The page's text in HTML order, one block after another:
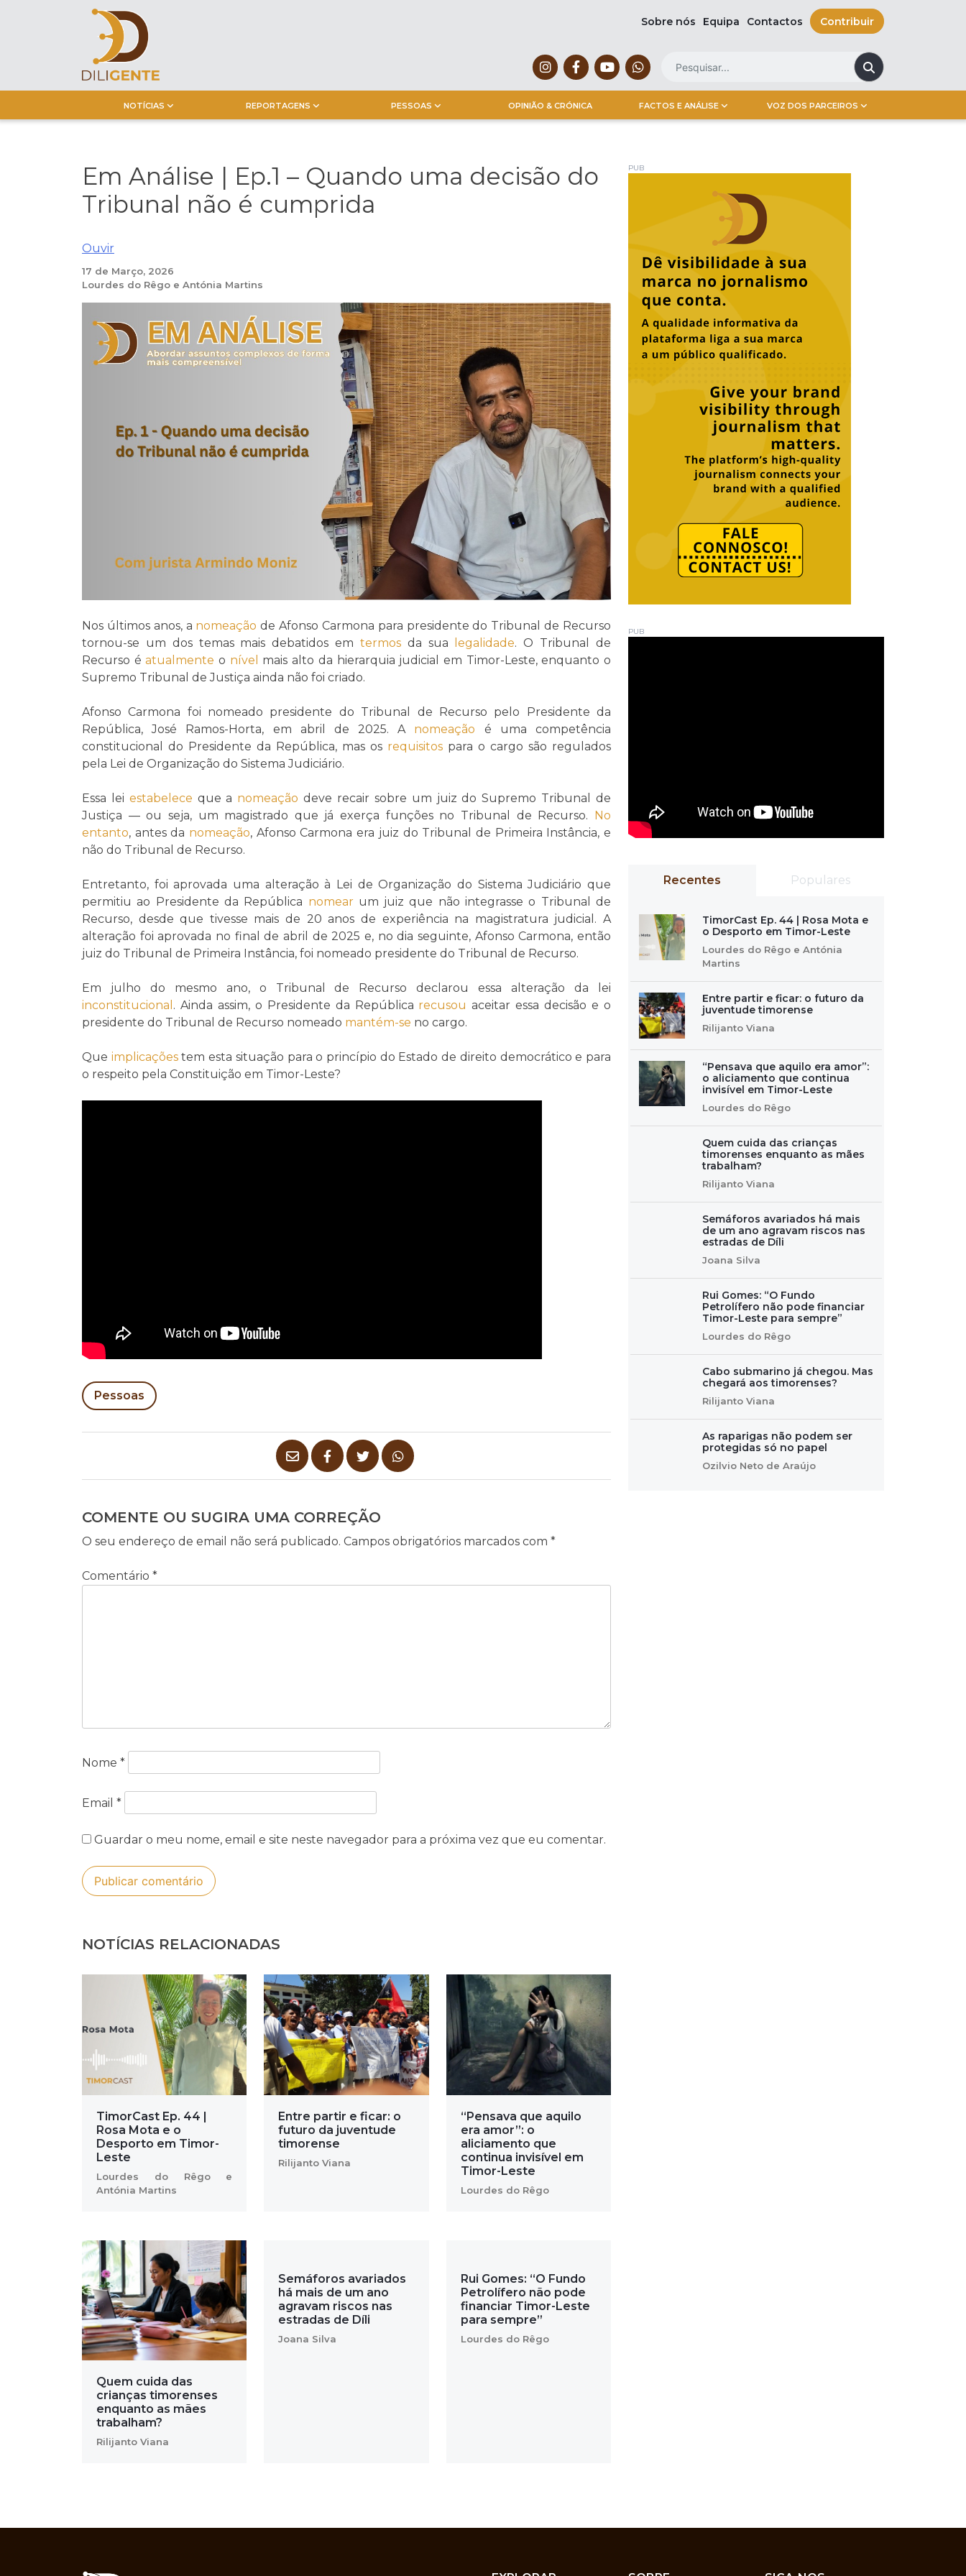
Sobre nós Equipa Contactos Contribuir
NOTÍCIAS REPORTAGENS PESSOAS OPINIÃO & CRÓNICA FACTOS E ANÁLISE VOZ DOS PARCEIROS
Em Análise | Ep.1 – Quando uma decisão do
Tribunal não é cumprida
Ouvir
17 de Março, 2026
Lourdes do Rêgo e Antónia Martins
Nos últimos anos, a nomeação de Afonso Carmona para presidente do Tribunal de Recurso
tornou-se um dos temas mais debatidos em termosda sua legalidade. O Tribunal de
Recurso éatualmente o nível
mais alto da hierarquia judicial em Timor-Leste, enquanto o
Supremo Tribunal de Justiça ainda não foi criado.
Afonso Carmona foi nomeado presidente do Tribunal de Recurso pelo Presidente da
República, José Ramos-Horta, em abril de 2025. A nomeação é uma competência
constitucional do Presidente da República, mas os requisitos para o cargo são regulados
pela Lei de Organização do Sistema Judiciário.
Essa lei estabelece que a nomeação deve recair sobre um juiz do Supremo Tribunal de
Justiça — ou seja, um magistrado que já exerça funções no Tribunal de Recurso. No
entanto, antes da nomeação, Afonso Carmona era juiz do Tribunal de Primeira Instância, e
não do Tribunal de Recurso.
Entretanto, foi aprovada uma alteração à Lei de Organização do Sistema Judiciário que
permitiu ao Presidente da República nomearum juiz que não integrasse o Tribunal de
Recurso, desde que tivesse mais de 20 anos de experiência na magistratura judicial. A
alteração foi aprovada no final de abril de 2025 e, no dia seguinte, Afonso Carmona, então
juiz do Tribunal de Primeira Instância, foi nomeado presidente do Tribunal de Recurso.
Em julho do mesmo ano, o Tribunal de Recurso declarou essa alteração da lei
inconstitucional . Ainda assim, o Presidente da República recusou aceitar essa decisão e o
presidente do Tribunal de Recurso nomeado mantém-se no cargo.
Que implicaçõestem esta situação para o princípio do Estado de direito democrático e para
o respeito pela Constituição em Timor-Leste?
Pessoas
COMENTE OU SUGIRA UMA CORREÇÃO
O seu endereço de email não será publicado. Campos obrigatórios marcados com *
Comentário *
Nome *
Email *
Guardar o meu nome, email e site neste navegador para a próxima vez que eu comentar.
NOTÍCIAS RELACIONADAS
TimorCast Ep. 44 |
Rosa Mota e o
Desporto em Timor-
Leste
Lourdes do Rêgo e
Antónia Martins
Entre partir e ficar: o
futuro da juventude
timorense
Rilijanto Viana
“Pensava que aquilo
era amor”: o
aliciamento que
continua invisível em
Timor-Leste
Lourdes do Rêgo
Quem cuida das
crianças timorenses
enquanto as mães
trabalham?
Rilijanto Viana
Semáforos avariados
há mais de um ano
agravam riscos nas
estradas de Díli
Joana Silva
Rui Gomes: “O Fundo
Petrolífero não pode
financiar Timor-Leste
para sempre”
Lourdes do Rêgo
PUB
PUB
Recentes Populares
TimorCast Ep. 44 | Rosa Mota e
o Desporto em Timor-Leste
Lourdes do Rêgo e Antónia
Martins
Entre partir e ficar: o futuro da
juventude timorense
Rilijanto Viana
“Pensava que aquilo era amor”:
o aliciamento que continua
invisível em Timor-Leste
Lourdes do Rêgo
Quem cuida das crianças
timorenses enquanto as mães
trabalham?
Rilijanto Viana
Semáforos avariados há mais
de um ano agravam riscos nas
estradas de Díli
Joana Silva
Rui Gomes: “O Fundo
Petrolífero não pode financiar
Timor-Leste para sempre”
Lourdes do Rêgo
Cabo submarino já chegou. Mas
chegará aos timorenses?
Rilijanto Viana
As raparigas não podem ser
protegidas só no papel
Ozilvio Neto de Araújo